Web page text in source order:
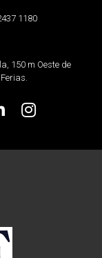
1180
150 m Oeste de